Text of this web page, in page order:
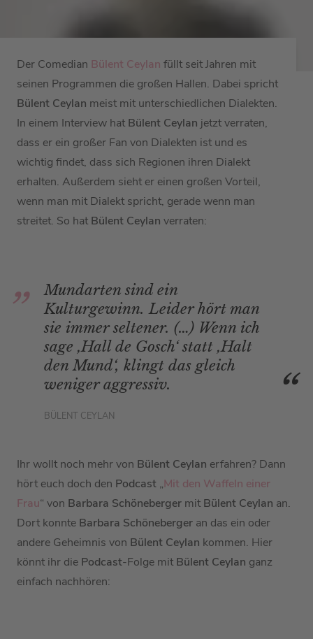
Der Comedian Bülent Ceylan füllt seit Jahren mit
seinen Programmen die großen Hallen. Dabei spricht
Bülent Ceylan meist mit unterschiedlichen Dialekten.
In einem Interview hat Bülent Ceylan jetzt verraten,
dass er ein großer Fan von Dialekten ist und es
wichtig findet, dass sich Regionen ihren Dialekt
erhalten. Außerdem sieht er einen großen Vorteil,
wenn man mit Dialekt spricht, gerade wenn man
streitet. So hat Bülent Ceylan verraten:
Mundarten sind ein
Kulturgewinn. Leider hört man
sie immer seltener. (…) Wenn ich
sage ‚Hall de Gosch‘ statt ‚Halt
den Mund‘, klingt das gleich
weniger aggressiv.
BÜLENT CEYLAN
Ihr wollt noch mehr von Bülent Ceylan erfahren? Dann
hört euch doch den Podcast „Mit den Waffeln einer
Frau“ von Barbara Schöneberger mit Bülent Ceylan an.
Dort konnte Barbara Schöneberger an das ein oder
andere Geheimnis von Bülent Ceylan kommen. Hier
könnt ihr die Podcast-Folge mit Bülent Ceylan ganz
einfach nachhören: